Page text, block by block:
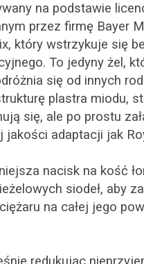
na podstawie
przez firmę Bayer
który wstrzykuje się
To jedyny żel,
się od innych
plastra miodu,
się, ale po prostu
jakości adaptacji jak
nacisk na kość
siodeł, aby
na całej jego